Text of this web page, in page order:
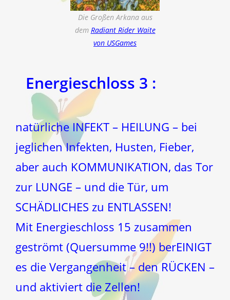
Die Großen Arkana aus
dem Radiant Rider Waite
von USGames
Energieschloss 3 :
natürliche INFEKT – HEILUNG – bei
jeglichen Infekten, Husten, Fieber,
aber auch KOMMUNIKATION, das Tor
zur LUNGE – und die Tür, um
SCHÄDLICHES zu ENTLASSEN!
Mit Energieschloss 15 zusammen
geströmt (Quersumme 9!!) berEINIGT
es die Vergangenheit – den RÜCKEN –
und aktiviert die Zellen!